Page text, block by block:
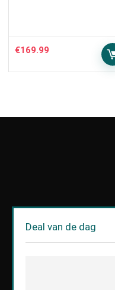
€169.99
Deal van de dag